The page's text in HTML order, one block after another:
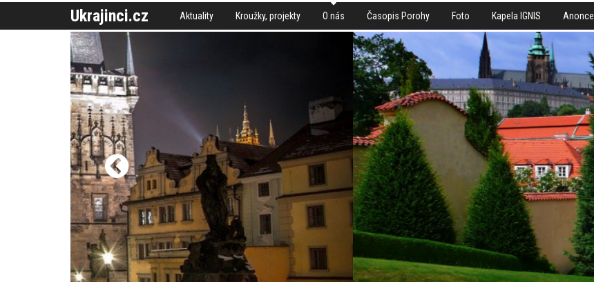
Ukrajinci.cz Aktuality Kroužky, projekty O nás Časopis Porohy Foto Kapela IGNIS Anonce